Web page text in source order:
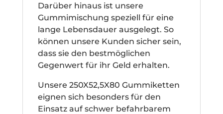
Darüber hinaus ist unsere
Gummimischung speziell für eine
lange Lebensdauer ausgelegt. So
können unsere Kunden sicher sein,
dass sie den bestmöglichen
Gegenwert für ihr Geld erhalten.
Unsere 250X52,5X80 Gummiketten
eignen sich besonders für den
Einsatz auf schwer befahrbarem